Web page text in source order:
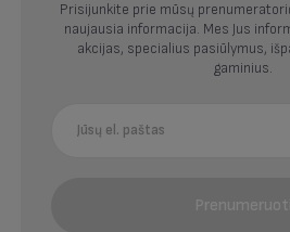
Prisijunkite prie mūsų
naujausia informacija. Mes Jus
akcijas, specialius pasiūlymus,
gaminius.
Prenumeruoti